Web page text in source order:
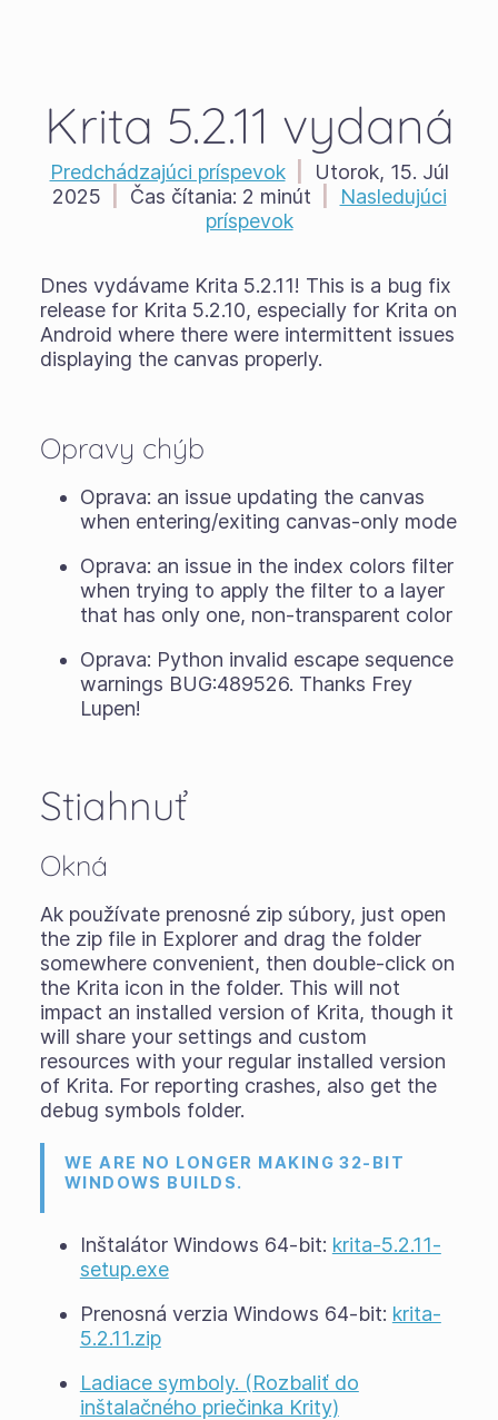
Krita 5.2.11 vydaná
Predchádzajúci príspevok
Utorok, 15. Júl
2025
Čas čítania: 2 minút
Nasledujúci
príspevok
Dnes vydávame Krita 5.2.11! This is a bug fix
release for Krita 5.2.10, especially for Krita on
Android where there were intermittent issues
displaying the canvas properly.
Opravy chýb
Oprava: an issue updating the canvas
when entering/exiting canvas-only mode
Oprava: an issue in the index colors filter
when trying to apply the filter to a layer
that has only one, non-transparent color
Oprava: Python invalid escape sequence
warnings BUG:489526. Thanks Frey
Lupen!
Stiahnuť
Okná
Ak používate prenosné zip súbory, just open
the zip file in Explorer and drag the folder
somewhere convenient, then double-click on
the Krita icon in the folder. This will not
impact an installed version of Krita, though it
will share your settings and custom
resources with your regular installed version
of Krita. For reporting crashes, also get the
debug symbols folder.
WE ARE NO LONGER MAKING 32-BIT
WINDOWS BUILDS.
Inštalátor Windows 64-bit: krita-5.2.11-
setup.exe
Prenosná verzia Windows 64-bit: krita-
5.2.11.zip
Ladiace symboly. (Rozbaliť do
inštalačného priečinka Krity)